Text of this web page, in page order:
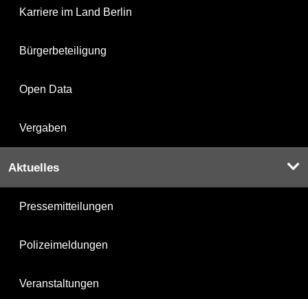
Karriere im Land Berlin
Bürgerbeteiligung
Open Data
Vergaben
Aktuelles
Pressemitteilungen
Polizeimeldungen
Veranstaltungen